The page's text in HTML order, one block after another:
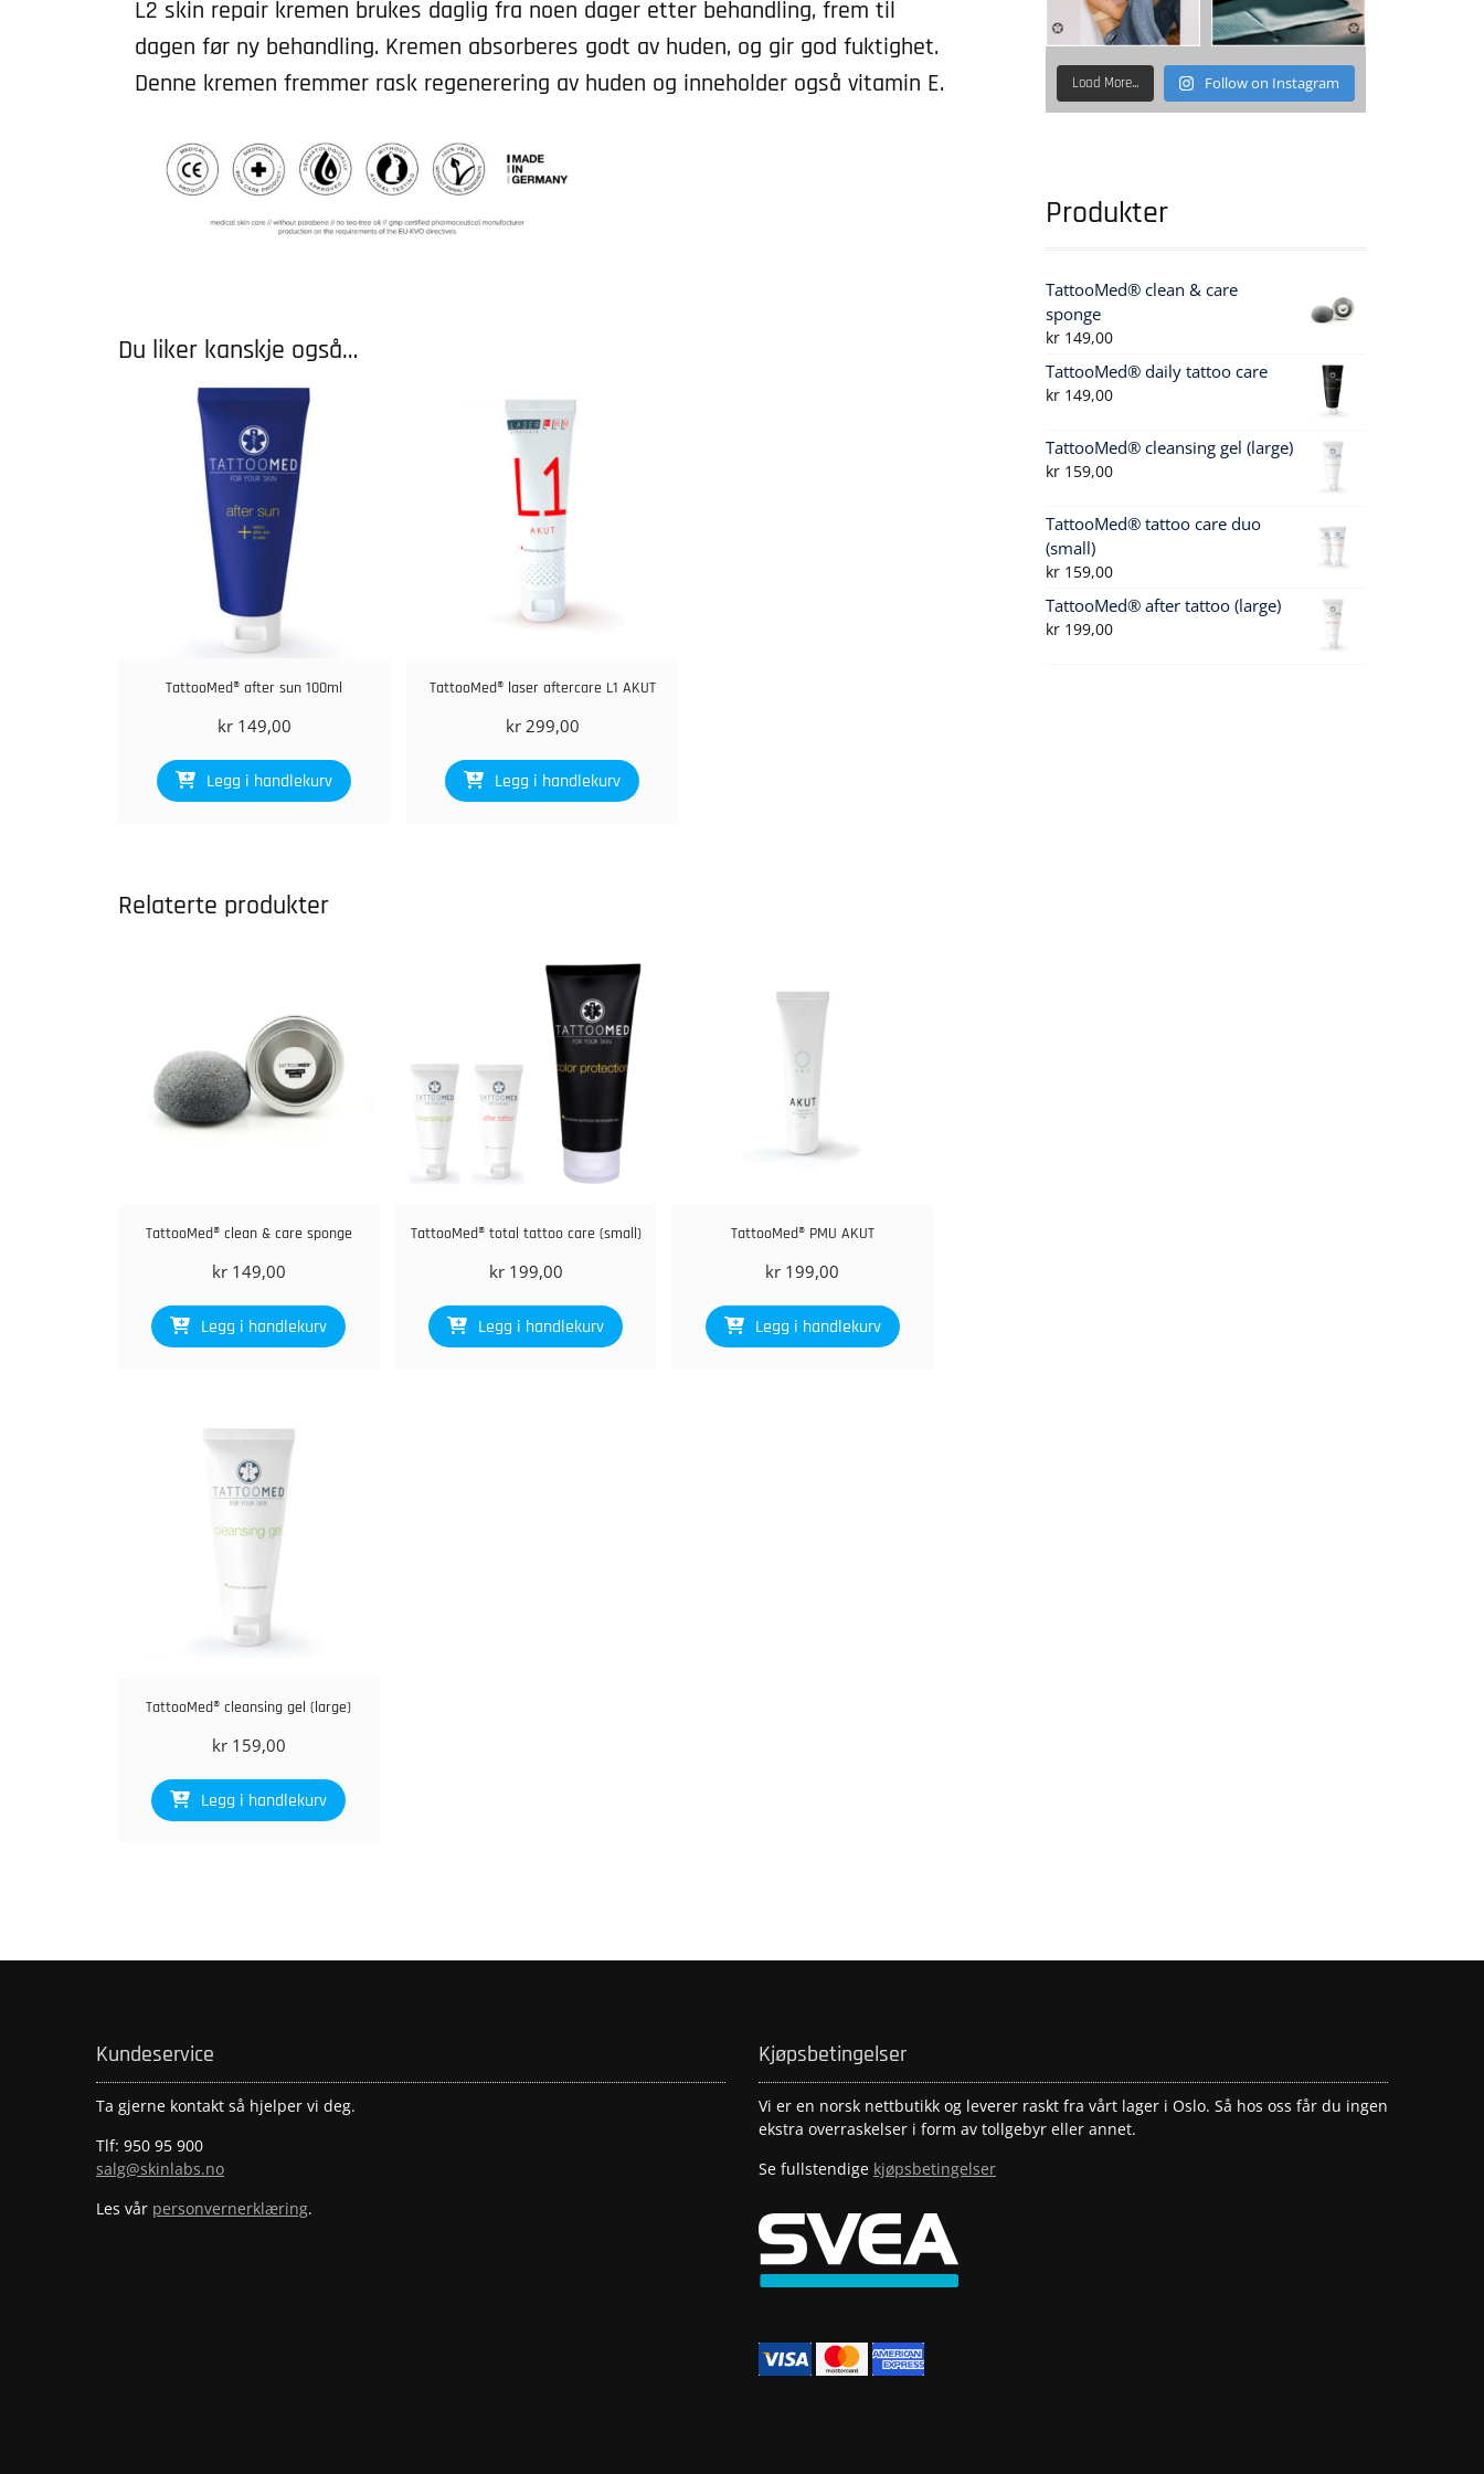
L2 skin repair kremen brukes daglig fra noen dager etter behandling, frem til
dagen før ny behandling. Kremen absorberes godt av huden, og gir god fuktighet.
Denne kremen fremmer rask regenerering av huden og inneholder også vitamin E.
Du liker kanskje også…
TattooMed® after sun 100ml
kr149,00
Legg i handlekurv
TattooMed® laser aftercare L1 AKUT
kr299,00
Legg i handlekurv
Relaterte produkter
TattooMed® clean & care sponge
kr149,00
Legg i handlekurv
TattooMed® total tattoo care (small)
kr199,00
Legg i handlekurv
TattooMed® PMU AKUT
kr 199,00
Legg i handlekurv
TattooMed® cleansing gel (large)
kr159,00
Legg i handlekurv
Load More... Follow on Instagram
Produkter
TattooMed® clean & care
sponge
kr 149,00
TattooMed® daily tattoo care
kr 149,00
TattooMed® cleansing gel (large)
kr 159,00
TattooMed® tattoo care duo
(small)
kr 159,00
TattooMed® after tattoo (large)
kr 199,00
Kundeservice
Ta gjerne kontakt så hjelper vi deg.
Tlf: 950 95 900
salg@skinlabs.no
Les vår personvernerklæring.
Kjøpsbetingelser
Vi er en norsk nettbutikk og leverer raskt fra vårt lager i Oslo. Så hos oss får du ingen
ekstra overraskelser i form av tollgebyr eller annet.
Se fullstendige kjøpsbetingelser